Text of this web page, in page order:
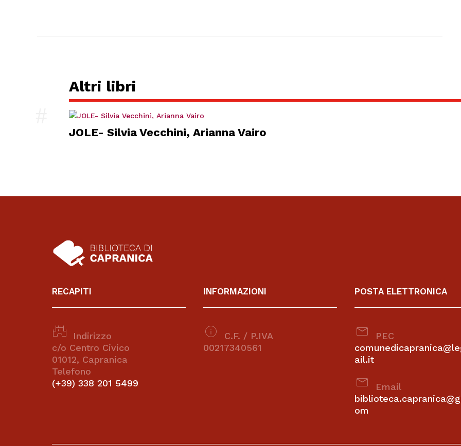
Altri libri
JOLE- Silvia Vecchini, Arianna Vairo
RECAPITI
castle
Indirizzo
c/o Centro Civico
01012, Capranica
Telefono
(+39) 338 201 5499
INFORMAZIONI
info
C.F. / P.IVA
00217340561
POSTA ELETTRONICA
mail
PEC
ail.it
mail
Email
om